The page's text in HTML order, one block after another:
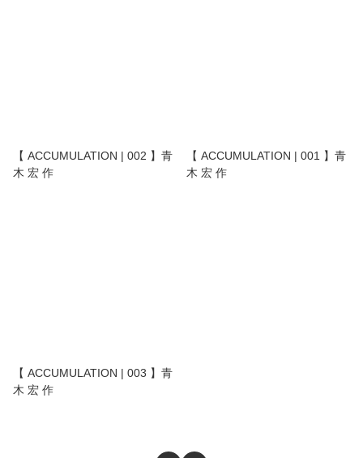
【 ACCUMULATION | 002 】青
木 宏 作
【 ACCUMULATION | 001 】青
木 宏 作
【 ACCUMULATION | 003 】青
木 宏 作